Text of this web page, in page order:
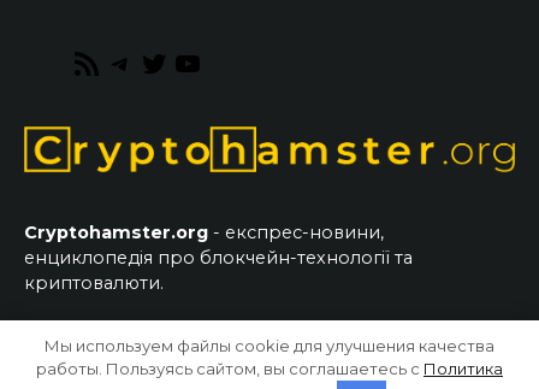
RSS
Telegram
Twitter
Cryptohamster.org - експрес-новини,
енциклопедія про блокчейн-технології та
криптовалюти.
© 2026 CryptoHamster.org
Мы используем файлы cookie для улучшения качества
работы. Пользуясь сайтом, вы соглашаетесь с Политика